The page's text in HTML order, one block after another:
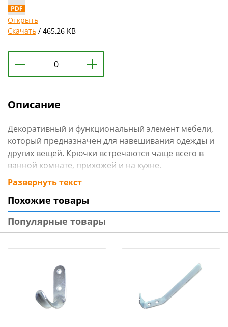
Открыть
Скачать / 465,26 KB
Описание
Декоративный и функциональный элемент мебели,
который предназначен для навешивания одежды и
других вещей. Крючки встречаются чаще всего в
ванной комнате, прихожей и на кухне.
Технические характеристики
Тип изделия: крючок
Тип крючка: двухрожковый
Модель: №128
Размер:
- ширина, см: 1,5
- высота, см: 9
Материал: металл
Страна изготовитель: Китай
Развернуть текст
Похожие товары
Популярные товары